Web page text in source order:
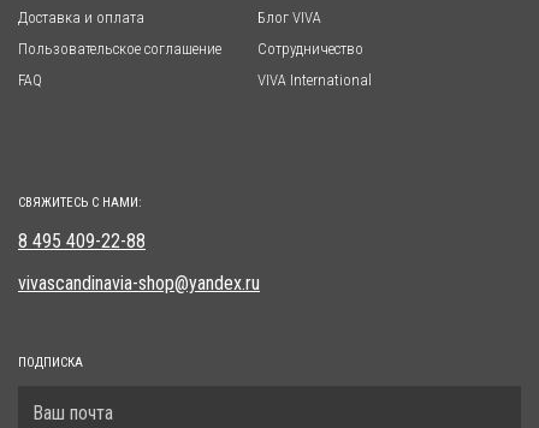
Доставка и оплата
Пользовательское соглашение
FAQ
Блог VIVA
Сотрудничество
VIVA International
СВЯЖИТЕСЬ С НАМИ:
8 495 409-22-88
vivascandinavia-shop@yandex.ru
ПОДПИСКА